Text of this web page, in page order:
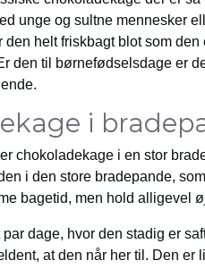
unge og sultne mennesker
den helt friskbagt blot som
den til børnefødselsdage er
i
chokoladekage i en stor
i den store bradepande,
bagetid, men hold alligevel
dage, hvor den stadig er
at den når her til. Den er